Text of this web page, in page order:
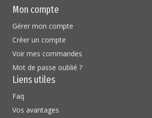
Mon compte
Gérer mon compte
Créer un compte
Voir mes commandes
Mot de passe oublié ?
Liens utiles
Faq
Vos avantages